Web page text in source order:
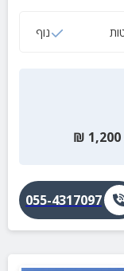
נוף
1,200
₪
055-4317097